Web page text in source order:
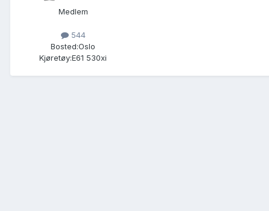
Medlem
544
Bosted:Oslo
Kjøretøy:E61 530xi